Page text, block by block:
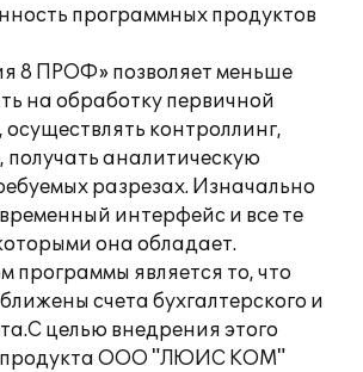
программных продуктов
8 ПРОФ» позволяет меньше
на обработку первичной
контроллинг,
аналитическую
разрезах. Изначально
интерфейс и все те
она обладает.
программы является то, что
счета бухгалтерского и
целью внедрения этого
продукта ООО "ЛЮИС КОМ"